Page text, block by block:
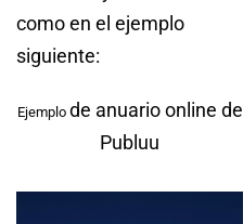
como en el ejemplo
siguiente:
Ejemplo de anuario online de
Publuu